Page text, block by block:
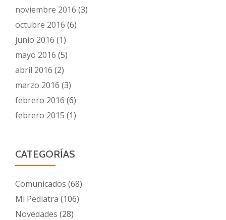
noviembre 2016 (3)
octubre 2016 (6)
junio 2016 (1)
mayo 2016 (5)
abril 2016 (2)
marzo 2016 (3)
febrero 2016 (6)
febrero 2015 (1)
CATEGORÍAS
Comunicados (68)
Mi Pediatra (106)
Novedades (28)